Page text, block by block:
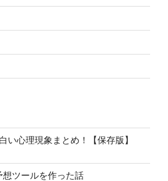
い心理現象まとめ！【保存版】
ツールを作った話